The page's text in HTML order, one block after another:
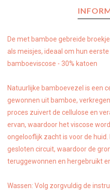
De met bamboe gebreide
als meisjes, ideaal om hun
bamboeviscose - 30% katoen
Natuurlijke bamboevezel is een
gewonnen uit bamboe,
proces zuivert de cellulose en
ervan, waardoor het viscose
ongelooflijk zacht is voor de
gesloten circuit, waardoor de
teruggewonnen en hergebruikt
Wassen: Volg zorgvuldig de